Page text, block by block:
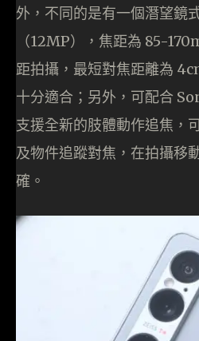
外，不同的是有一個潛望鏡
（12MP），焦距為 85-
距拍攝，最短對焦距離為
十分適合；另外，可配合
支援全新的肢體動作追焦，
及物件追蹤對焦，在拍攝移
確。